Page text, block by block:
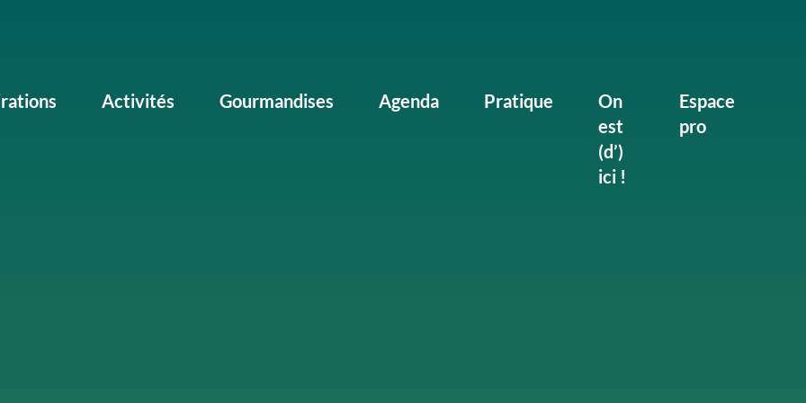
Activités Gourmandises Agenda Pratique
On
est
(d’)
ici !
Espace
pro